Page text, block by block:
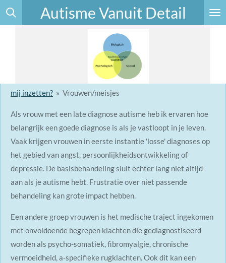
Ga
direct
Autisme Vanuit Detail
mij inzetten? » Vrouwen/meisjes
Als vrouw met een late diagnose autisme heb ik ervaren hoe
belangrijk een goede diagnose is als je vastloopt in je leven.
Vaak krijgen vrouwen in eerste instantie 'losse' diagnoses op
het gebied van angst, persoonlijkheidsontwikkeling of
depressie. De basisbehandeling sluit echter lang niet altijd
aan als je autisme hebt. Frustratie over niet passende
behandeling kan grote impact hebben.
Een andere groep vrouwen is het medische traject ingekomen
met onvoldoende begrepen klachten die gediagnostiseerd
worden als psycho-somatiek, fibromyalgie, chronische
vermoeidheid, a-specifieke rugklachten. Ook dit kan een